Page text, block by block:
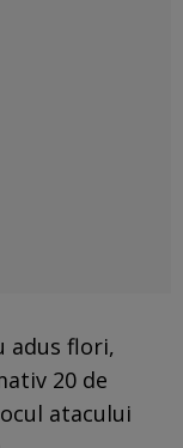
adus flori,
20 de
atacului